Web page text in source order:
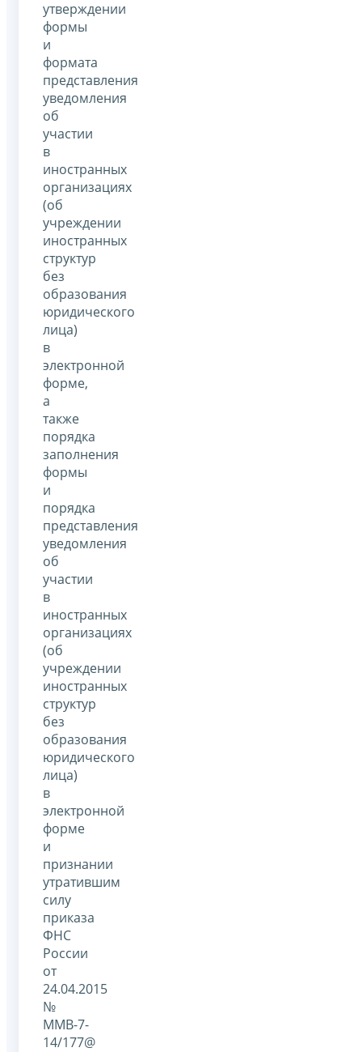
утверждении
формы
и
формата
представления
уведомления
об
участии
в
иностранных
организациях
(об
учреждении
иностранных
структур
без
образования
юридического
лица)
в
электронной
форме,
а
также
порядка
заполнения
формы
и
порядка
представления
уведомления
об
участии
в
иностранных
организациях
(об
учреждении
иностранных
структур
без
образования
юридического
лица)
в
электронной
форме
и
признании
утратившим
силу
приказа
ФНС
России
от
24.04.2015
№
ММВ-7-
14/177@